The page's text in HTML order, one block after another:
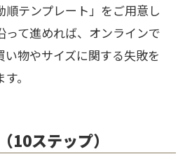
順テンプレート」をご用意し
って進めれば、オンラインで
い物やサイズに関する失敗を
。
10ステップ）